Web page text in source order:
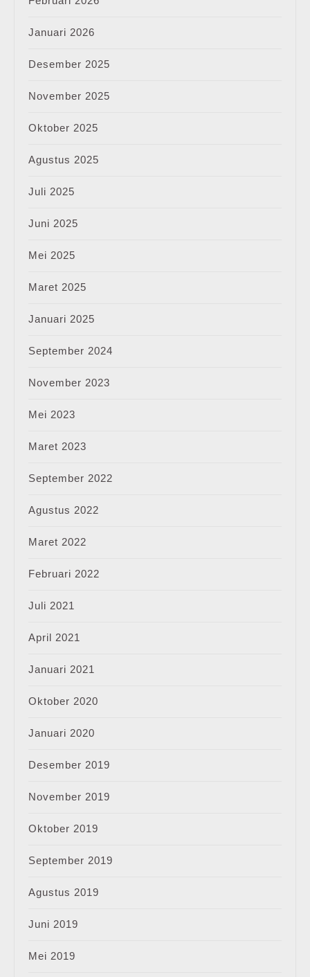
Januari 2026
Desember 2025
November 2025
Oktober 2025
Agustus 2025
Juli 2025
Juni 2025
Mei 2025
Maret 2025
Januari 2025
September 2024
November 2023
Mei 2023
Maret 2023
September 2022
Agustus 2022
Maret 2022
Februari 2022
Juli 2021
April 2021
Januari 2021
Oktober 2020
Januari 2020
Desember 2019
November 2019
Oktober 2019
September 2019
Agustus 2019
Juni 2019
Mei 2019